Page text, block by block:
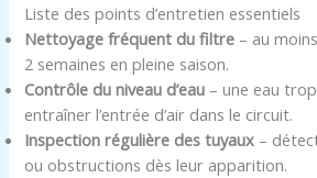
Liste des points d’entretien essentiels
Nettoyage fréquent du filtre – au
2 semaines en pleine saison.
Contrôle du niveau d’eau – une eau
entraîner l’entrée d’air dans le circuit.
Inspection régulière des tuyaux –
ou obstructions dès leur apparition.